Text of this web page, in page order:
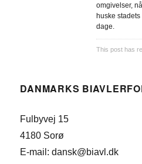
omgivelser,
huske
dage.
This post has
DANMARKS
Fulbyvej 15
4180 Sorø
E-mail: dansk@biavl.dk